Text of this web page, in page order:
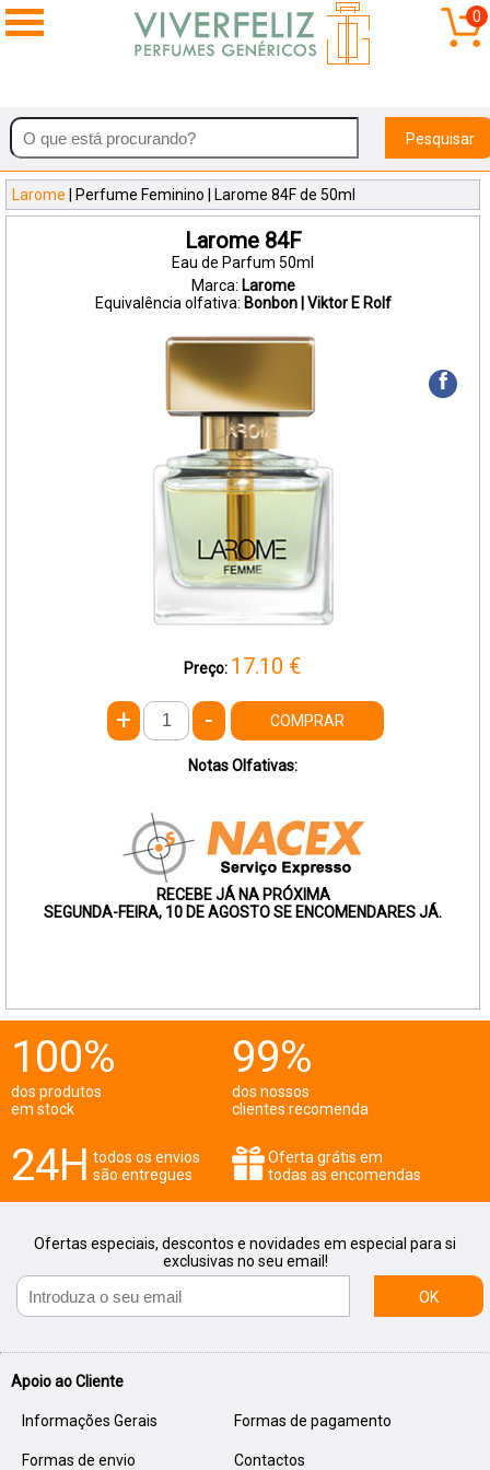
0
Pesquisar
Larome | Perfume Feminino | Larome 84F de 50ml
Larome 84F
Eau de Parfum 50ml
Marca: Larome
Equivalência olfativa: Bonbon | Viktor E Rolf
Preço: 17.10 €
+ - COMPRAR
Notas Olfativas:
RECEBE JÁ NA PRÓXIMA
SEGUNDA-FEIRA, 10 DE AGOSTO SE ENCOMENDARES JÁ.
f
100%
dos produtos
em stock
99%
dos nossos
clientes recomenda
24H todos os envios
são entregues
Oferta grátis em
todas as encomendas
Ofertas especiais, descontos e novidades em especial para si
exclusivas no seu email!
OK
Apoio ao Cliente
Informações Gerais Formas de pagamento
Formas de envio Contactos